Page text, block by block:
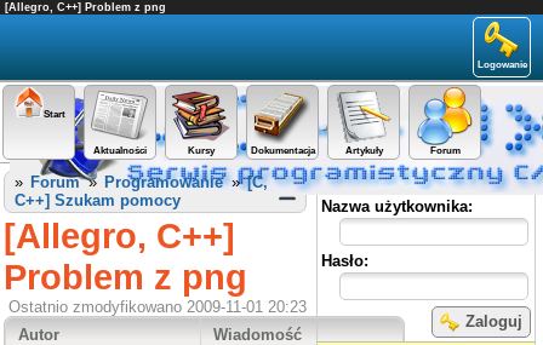
[Allegro, C++] Problem z png
Logowanie
Start
Aktualności Kursy Dokumentacja Artykuły Forum
Panel użytkownika
Nazwa użytkownika:
Hasło:
Zaloguj
» Forum» Programowanie»[C,
C++] Szukam pomocy
[Allegro, C++]
Problem z png
Ostatnio zmodyfikowano 2009-11-01 20:23
Autor
Wiadomość